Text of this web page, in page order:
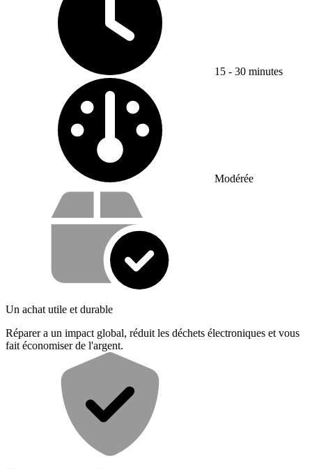
15 - 30 minutes
Modérée
Vos avantages
Un achat utile et durable
Réparer a un impact global, réduit les déchets électroniques et vous
fait économiser de l'argent.